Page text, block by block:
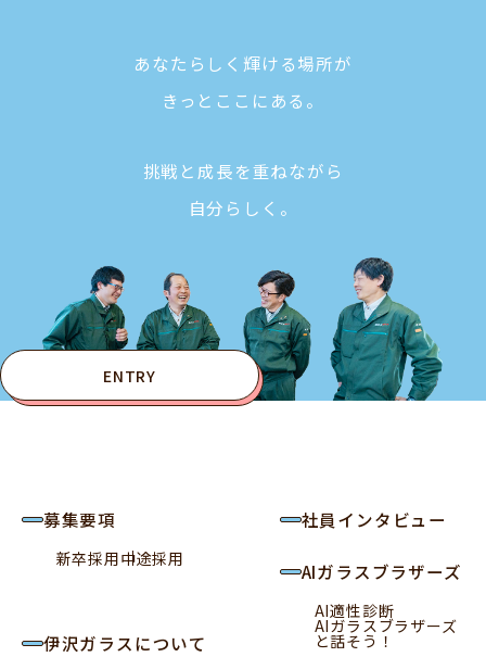
あなたらしく輝ける場所が
きっとここにある。
挑戦と成長を重ねながら
自分らしく。
ENTRY
募集要項
新卒採用中途採用
伊沢ガラスについて
社員インタビュー
AIガラスブラザーズ
AI適性診断
AIガラスブラザーズ
と話そう！